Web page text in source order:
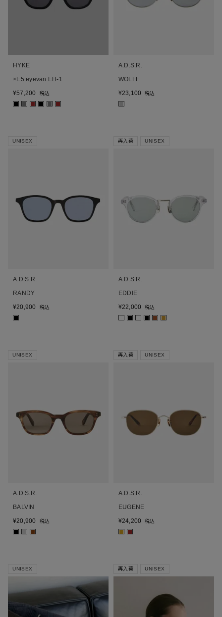
HYKE
×E5 eyevan EH-1
¥57,200 税込
■ ■ ■ ■ ■ ■
A.D.S.R.
WOLFF
¥23,100 税込
■
UNISEX
A.D.S.R.
RANDY
¥20,900 税込
■
再入荷 UNISEX
A.D.S.R.
EDDIE
¥22,000 税込
■ ■ ■ ■
UNISEX
A.D.S.R.
BALVIN
¥20,900 税込
再入荷 UNISEX
A.D.S.R.
EUGENE
¥24,200 税込
UNISEX 再入荷 UNISEX